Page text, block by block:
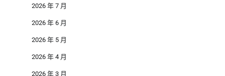
2026 年 7 月
2026 年 6 月
2026 年 5 月
2026 年 4 月
2026 年 3 月